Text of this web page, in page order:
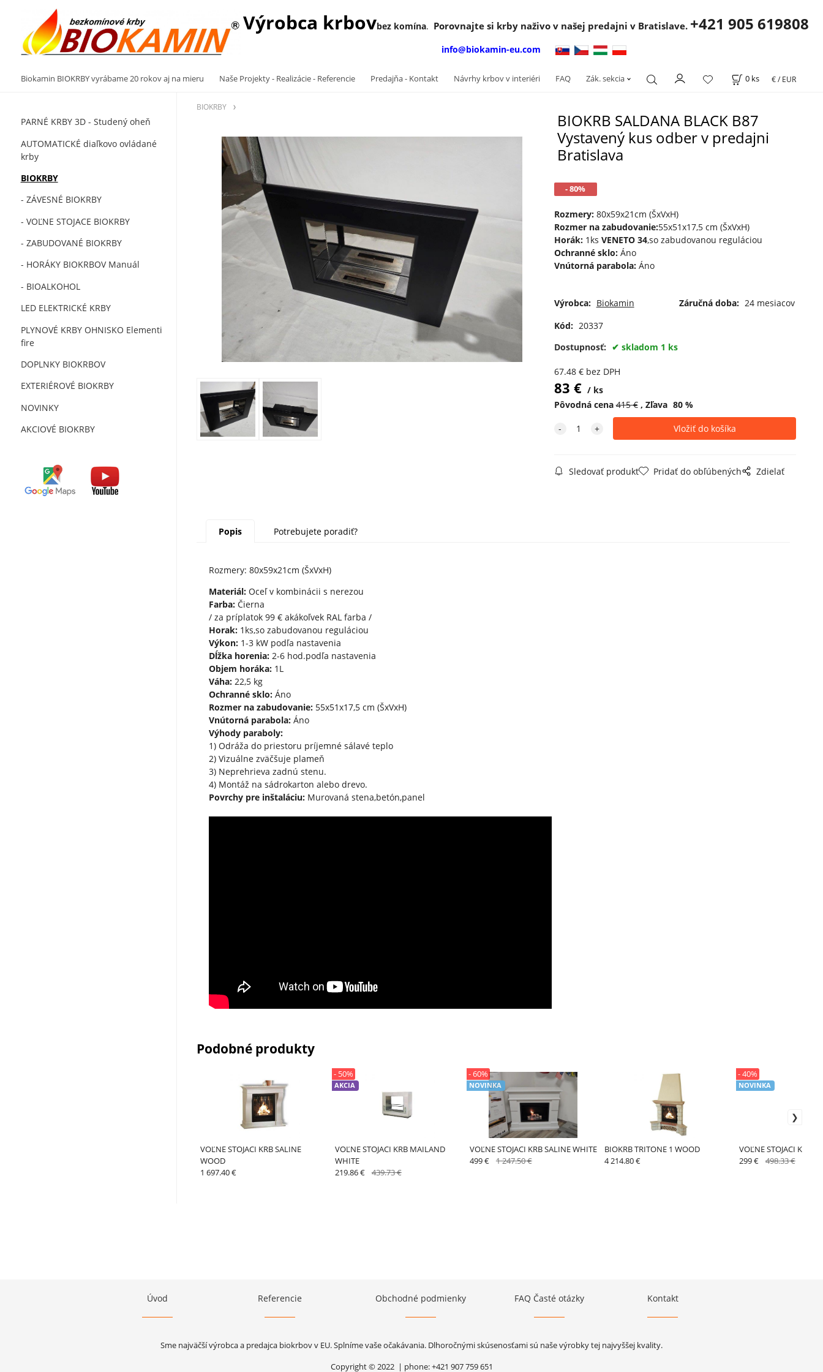
Výrobca krbovbez komína. Porovnajte si krby naživo v našej predajni v Bratislave. +421 905 619808
info@biokamin-eu.com
Biokamin BIOKRBY vyrábame 20 rokov aj na mieru Naše Projekty - Realizácie - Referencie Predajňa - Kontakt Návrhy krbov v interiéri FAQ Zák. sekcia 0 ks € / EUR
PARNÉ KRBY 3D - Studený oheň
AUTOMATICKÉ diaľkovo ovládané
krby
BIOKRBY
- ZÁVESNÉ BIOKRBY
- VOĽNE STOJACE BIOKRBY
- ZABUDOVANÉ BIOKRBY
- HORÁKY BIOKRBOV Manuál
- BIOALKOHOL
LED ELEKTRICKÉ KRBY
PLYNOVÉ KRBY OHNISKO Elementi
fire
DOPLNKY BIOKRBOV
EXTERIÉROVÉ BIOKRBY
NOVINKY
AKCIOVÉ BIOKRBY
BIOKRBY
BIOKRB SALDANA BLACK B87
Vystavený kus odber v predajni
Bratislava
- 80%
Rozmery:80x59x21cm (ŠxVxH)
Rozmer na zabudovanie:55x51x17,5 cm (ŠxVxH)
Horák: 1ks VENETO 34,so zabudovanou reguláciou
Ochranné sklo:Áno
Vnútorná parabola:Áno
Výrobca: Biokamin Záručná doba: 24 mesiacov
Kód: 20337
Dostupnosť:
skladom 1 ks
67.48€ bez DPH
83 €
ks
Pôvodná cena 415€ Zľava 80%
Sledovať produkt Pridať do obľúbených Zdielať
Popis Potrebujete poradiť?
Rozmery: 80x59x21cm (ŠxVxH)
Materiál:Oceľ v kombinácii s nerezou
Farba: Čierna
/ za príplatok 99 € akákoľvek RAL farba /
Horak: 1ks,so zabudovanou reguláciou
Výkon: 1-3 kW podľa nastavenia
Dĺžka horenia:2-6 hod.podľa nastavenia
Objem horáka:1L
Váha:22,5 kg
Ochranné sklo:Áno
Rozmer na zabudovanie:55x51x17,5 cm (ŠxVxH)
Vnútorná parabola:Áno
Výhody paraboly:
1) Odráža do priestoru príjemné sálavé teplo
2) Vizuálne zväčšuje plameň
3) Neprehrieva zadnú stenu.
4) Montáž na sádrokarton alebo drevo.
Povrchy pre inštaláciu: Murovaná stena,betón,panel
Podobné produkty
VOĽNE STOJACI KRB SALINE
WOOD
1 697.40 €
VOĽNE STOJACI KRB MAILAND
WHITE
AKCIA
- 50%
219.86 € 439.73 €
VOĽNE STOJACI KRB SALINE WHITE
NOVINKA
- 60%
499 € 1 247.50 €
BIOKRB TRITONE 1 WOOD
4 214.80 €
VOĽNE STOJACI KRB
NOVINKA
- 40%
299 € 498.33 €
Úvod Referencie Obchodné podmienky FAQ Časté otázky Kontakt
Sme najväčší výrobca a predajca biokrbov v EU. Splníme vaše očakávania. Dlhoročnými skúsenosťami sú naše výrobky tej najvyššej kvality.
Copyright © 2022 | phone: +421 907 759 651